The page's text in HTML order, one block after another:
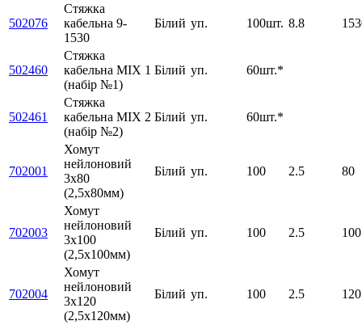
502076
Стяжка
кабельна 9-
1530
Білий уп. 100шт. 8.8
502460
Стяжка
кабельна MIX 1
(набір №1)
Білий уп. 60шт.*
502461
Стяжка
кабельна MIX 2
(набір №2)
Білий уп. 60шт.*
702001
Хомут
нейлоновий
3х80
(2,5х80мм)
Білий уп. 100 2.5 80
702003
Хомут
нейлоновий
3х100
(2,5х100мм)
Білий уп. 100 2.5 100
702004
Хомут
нейлоновий
3х120
(2,5х120мм)
Білий уп. 100 2.5 120